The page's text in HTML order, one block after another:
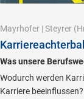
Mayrhofer | Steyrer
Was unsere
Wodurch werden
Karriere